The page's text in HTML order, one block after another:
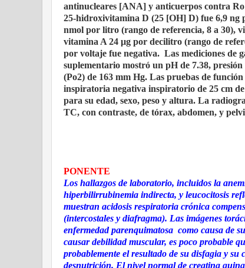
antinucleares [ANA] y anticuerpos contra
25-hidroxivitamina D (25 [OH] D) fue 6,9 ​​ng
nmol por litro (rango de referencia, 8 a 30),
vitamina A 24 μg por decilitro (rango de
por voltaje fue negativa. Las mediciones de
suplementario mostró un pH de 7.38,
(Po2) de 163 mm Hg. Las pruebas de
inspiratoria negativa inspiratorio de 25 cm
para su edad, sexo, peso y altura. La
TC, con contraste, de tórax, abdomen, y
PONENTE
Los hallazgos de laboratorio, incluidos la
hiperbilirrubinemia indirecta, y leucocitosis
muestran acidosis respiratoria crónica
(intercostales y diafragma). Las imágenes
enfermedad parenquimatosa como causa de
causar debilidad muscular, es poco probable
probablemente el resultado de su disfagia y
desnutrición. El nivel normal de creatina